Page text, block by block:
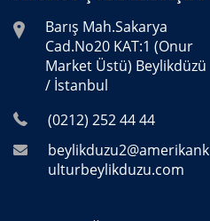
Barış Mah.Sakarya
Cad.No20 KAT:1 (Onur
Market Üstü) Beylikdüzü
/ İstanbul
(0212) 252 44 44
beylikduzu2@amerikank
ulturbeylikduzu.com